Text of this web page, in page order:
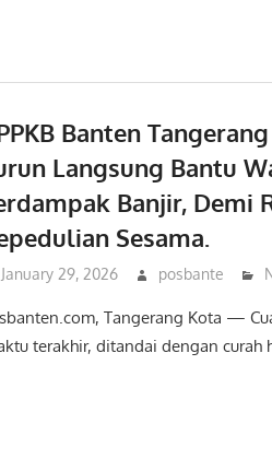
Banten
Langsung Bantu
Banjir, Demi
Sesama.
January 29, 2026 posbante
Tangerang Kota —
terakhir, ditandai dengan curah